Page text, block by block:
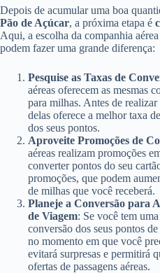
Depois de acumular uma boa
Pão de Açúcar, a próxima etapa é
Aqui, a escolha da companhia
podem fazer uma grande diferença:
Pesquise as Taxas de
aéreas oferecem as mesmas
para milhas. Antes de
delas oferece a melhor taxa
dos seus pontos.
Aproveite Promoções de
aéreas realizam promoções
converter pontos do seu
promoções, que podem
de milhas que você receberá.
Planeje a Conversão para
de Viagem: Se você tem
conversão dos seus pontos
no momento em que você
evitará surpresas e permitirá
ofertas de passagens aéreas.